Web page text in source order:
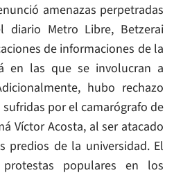
amenazas perpetradas
Metro Libre, Betzerai
de informaciones de la
en las que se involucran a
hubo rechazo
por el camarógrafo de
Víctor Acosta, al ser atacado
predios de la universidad. El
populares en los